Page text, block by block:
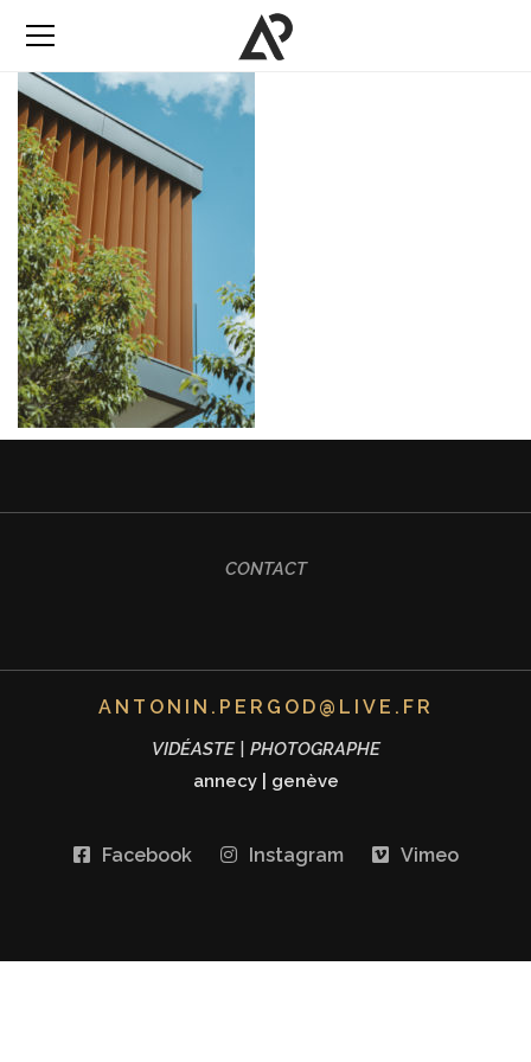
CONTACT
ANTONIN.PERGOD@LIVE.FR
VIDÉASTE | PHOTOGRAPHE
annecy| genève
Facebook Instagram Vimeo